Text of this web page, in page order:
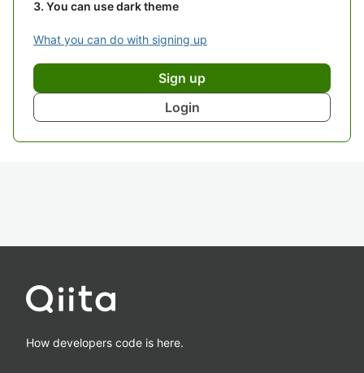
You can use dark theme
What you can do with signing up
Sign up
Login
How developers code is here.